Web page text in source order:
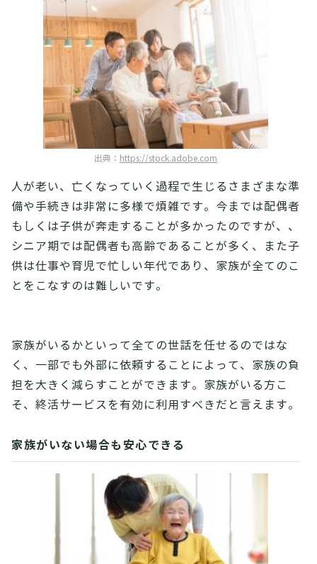
出典： https://stock.adobe.com
人が老い、亡くなっていく過程で生じるさまざまな準
備や手続きは非常に多様で煩雑です。今までは配偶者
もしくは子供が奔走することが多かったのですが、、
シニア期では配偶者も高齢であることが多く、また子
供は仕事や育児で忙しい年代であり、家族が全てのこ
とをこなすのは難しいです。
家族がいるかといって全ての世話を任せるのではな
く、一部でも外部に依頼することによって、家族の負
担を大きく減らすことができます。家族がいる方こ
そ、終活サービスを有効に利用すべきだと言えます。
家族がいない場合も安心できる